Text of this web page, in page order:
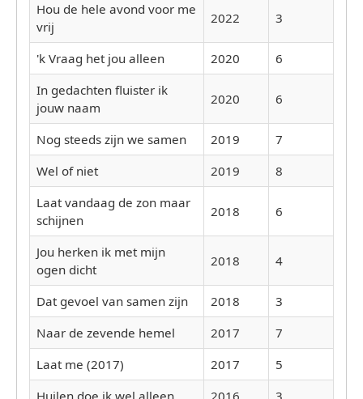
Hou de hele avond voor me
vrij
2022 3
'k Vraag het jou alleen 2020
6
In gedachten fluister ik
jouw naam
2020 6
Nog steeds zijn we samen 2019
7
Wel of niet
2019
8
Laat vandaag de zon maar
schijnen
2018 6
Jou herken ik met mijn
ogen dicht
2018 4
Dat gevoel van samen zijn 2018
3
Naar de zevende hemel
2017
7
Laat me (2017)
2017
5